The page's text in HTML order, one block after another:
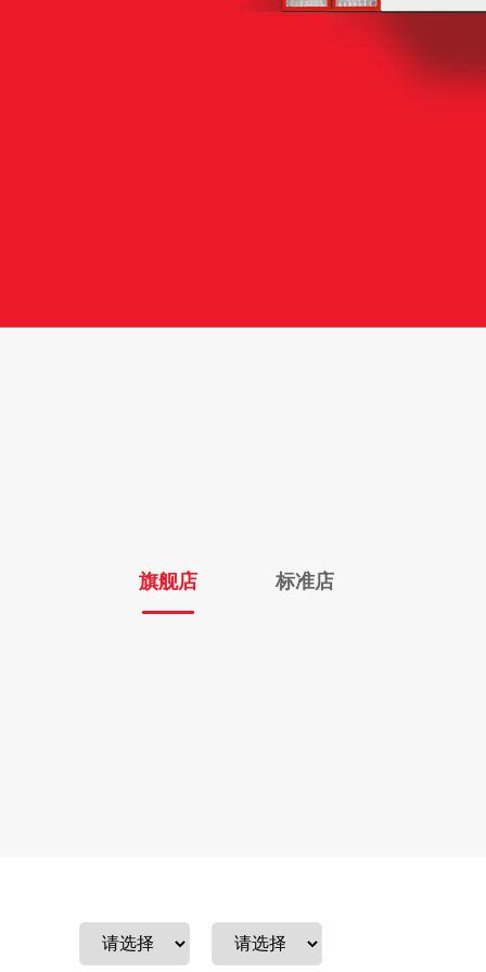
旗舰店 标准店